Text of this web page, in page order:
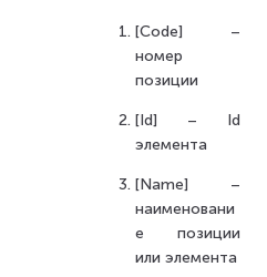
[Code] –
номер
позиции
[Id] – Id
элемента
[Name] –
наименовани
е позиции
или элемента